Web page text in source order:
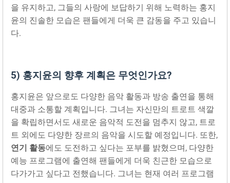
을 유지하고, 그들의 사랑에 보답하기 위해 노력하는 홍지
윤의 진솔한 모습은 팬들에게 더욱 큰 감동을 주고 있습니
다.
5) 홍지윤의 향후 계획은 무엇인가요?
홍지윤은 앞으로도 다양한 음악 활동과 방송 출연을 통해
대중과 소통할 계획입니다. 그녀는 자신만의 트로트 색깔
을 확립하면서도 새로운 음악적 도전을 멈추지 않고, 트로
트 외에도 다양한 장르의 음악을 시도할 예정입니다. 또한,
연기 활동에도 도전하고 싶다는 포부를 밝혔으며, 다양한
예능 프로그램에 출연해 팬들에게 더욱 친근한 모습으로
다가가고 싶다고 전했습니다. 그녀는 현재 여러 프로그램